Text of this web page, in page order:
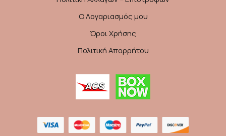
Ο Λογαριασμός μου
Όροι Χρήσης
Πολιτική Απορρήτου